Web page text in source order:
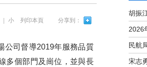
宋志
小 列印本頁 分享到：
司督導2019年服務品質
多個部門及崗位，並與長